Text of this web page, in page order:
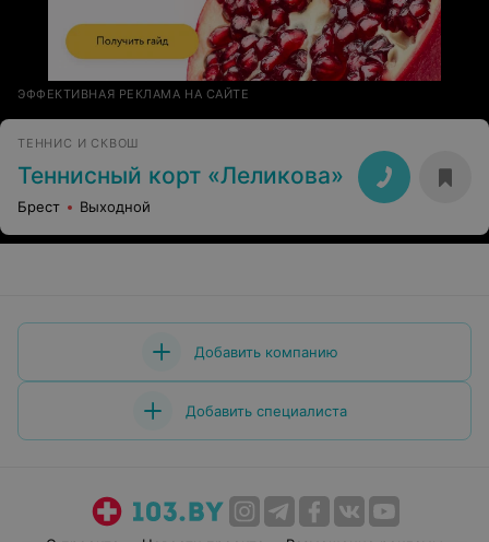
ЭФФЕКТИВНАЯ РЕКЛАМА НА САЙТЕ
ТЕННИС И СКВОШ
Теннисный корт «Леликова»
Брест Выходной
Добавить компанию
Добавить специалиста